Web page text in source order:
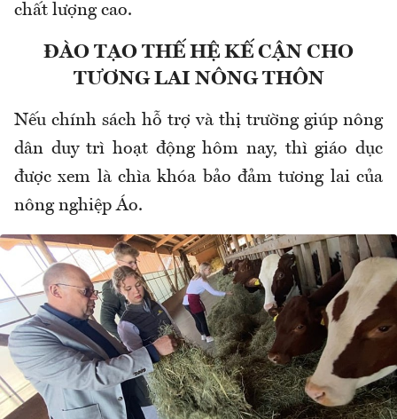
chất lượng cao.
ĐÀO TẠO THẾ HỆ KẾ CẬN CHO
TƯƠNG LAI NÔNG THÔN
Nếu chính sách hỗ trợ và thị trường giúp nông
dân duy trì hoạt động hôm nay, thì giáo dục
được xem là chìa khóa bảo đảm tương lai của
nông nghiệp Áo.